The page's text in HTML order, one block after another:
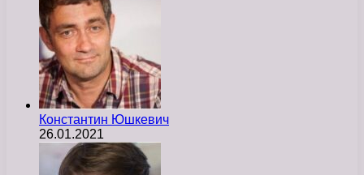
Константин Юшкевич
26.01.2021